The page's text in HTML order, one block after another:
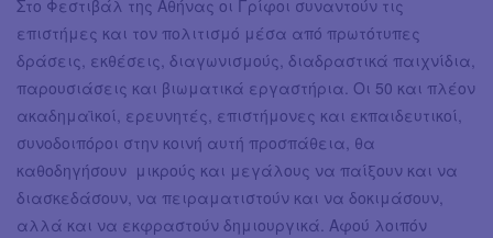
Στο Φεστιβάλ της Αθήνας οι Γρίφοι συναντούν τις
επιστήμες και τον πολιτισμό μέσα από πρωτότυπες
δράσεις, εκθέσεις, διαγωνισμούς, διαδραστικά παιχνίδια,
παρουσιάσεις και βιωματικά εργαστήρια. Οι 50 και πλέον
ακαδημαϊκοί, ερευνητές, επιστήμονες και εκπαιδευτικοί,
συνοδοιπόροι στην κοινή αυτή προσπάθεια, θα
καθοδηγήσουν μικρούς και μεγάλους να παίξουν και να
διασκεδάσουν, να πειραματιστούν και να δοκιμάσουν,
αλλά και να εκφραστούν δημιουργικά. Αφού λοιπόν